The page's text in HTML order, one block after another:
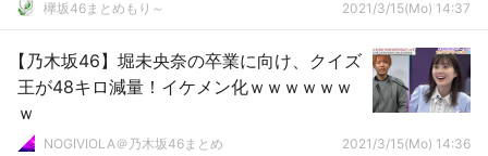
欅坂46まとめもり～ 2021/3/15(Mo) 14:37
【乃木坂46】堀未央奈の卒業に向け、クイズ
王が48キロ減量！イケメン化ｗｗｗｗｗｗ
ｗ
NOGIVIOLA＠乃木坂46まとめ 2021/3/15(Mo) 14:36